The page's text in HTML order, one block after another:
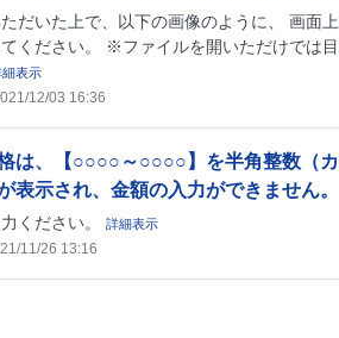
だいた上で、以下の画像のように、 画面
ください。 ※ファイルを開いただけでは
細表示
12/03 16:36
は、【○○○○～○○○○】を半角整数（カ
示され、金額の入力ができません。
ください。 詳細表示
11/26 13:16